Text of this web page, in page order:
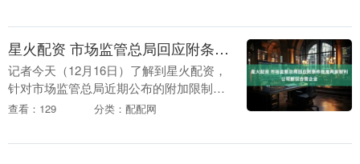
达2025....
星火配资 市场监管总局回应附条件批准两家智利公司新设合营企业
记者今天（12月16日）了解到星火配资，
针对市场监管总局近期公布的附加限制性
条件批准智利国家铜业公司与智利化工矿
社会公众关注....
查看：129 分类：配配网